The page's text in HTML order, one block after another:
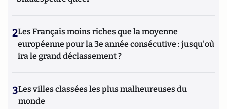
2Les Français moins riches que la moyenne
européenne pour la 3e année consécutive : jusqu'où
ira le grand déclassement ?
3Les villes classées les plus malheureuses du
monde